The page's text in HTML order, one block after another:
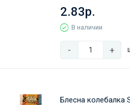
2.83р.
В наличии
- +
Блесна колебалка